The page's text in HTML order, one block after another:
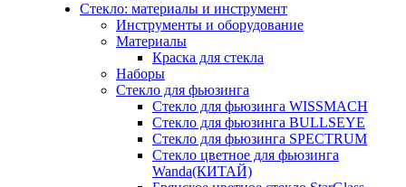
Стекло: материалы и инструмент
Инструменты и оборудование
Материалы
Краска для стекла
Наборы
Стекло для фьюзинга
Стекло для фьюзинга WISSMACH
Стекло для фьюзинга BULLSEYE
Стекло для фьюзинга SPECTRUM
Стекло цветное для фьюзинга
Wanda(КИТАЙ)